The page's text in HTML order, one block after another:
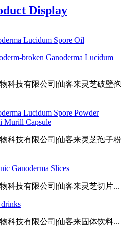
Display
Lucidum Spore Oil
broken Ganoderma Lucidum
科技有限公司|仙客来灵芝破壁孢
Lucidum Spore Powder
Murill Capsule
科技有限公司|仙客来灵芝孢子粉
Ganoderma Slices
科技有限公司|仙客来灵芝切片...
科技有限公司|仙客来固体饮料...